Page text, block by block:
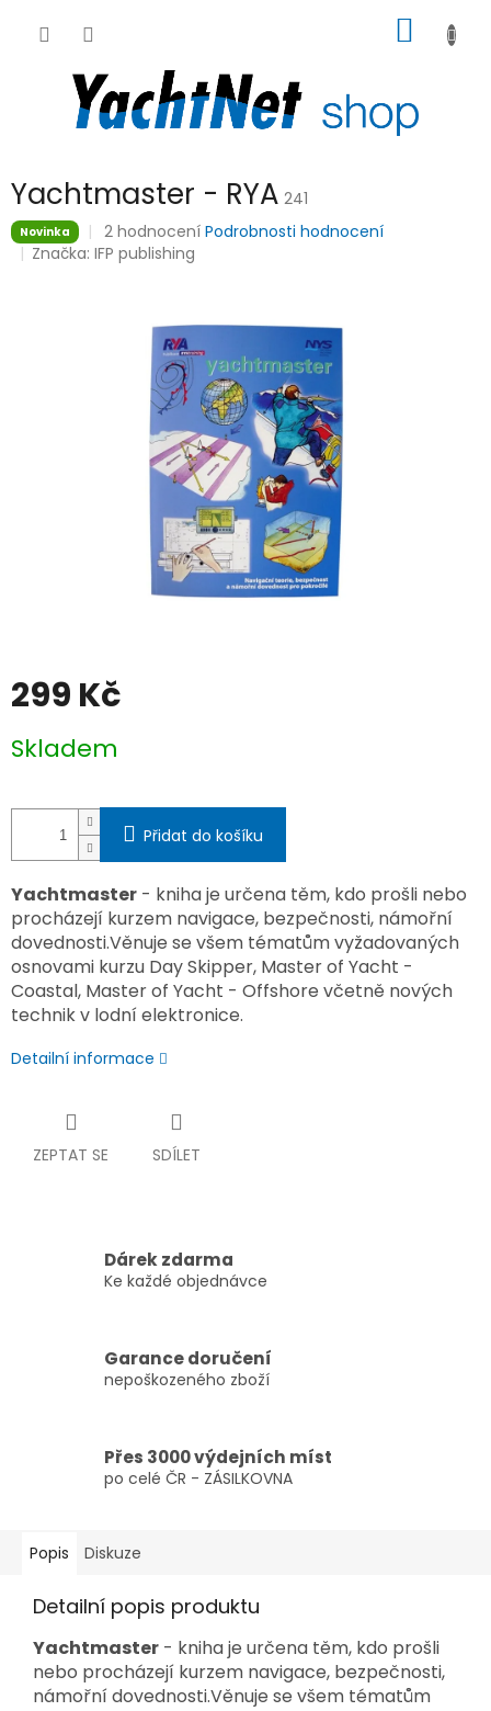
KOŠÍK
Yachtmaster - RYA 241
Novinka
Průměrné
hodnocení
hvězdiček.
2 hodnocení Podrobnosti hodnocení
Značka:IFP publishing
299 Kč
cena:
Skladem
Přidat do košíku
Yachtmaster - kniha je určena těm, kdo prošli nebo
procházejí kurzem navigace, bezpečnosti, námořní
dovednosti.Věnuje se všem tématům vyžadovaných
osnovami kurzu Day Skipper, Master of Yacht -
Coastal, Master of Yacht - Offshore včetně nových
technik v lodní elektronice.
Detailní informace
ZEPTAT SE SDÍLET
Dárek zdarma
Ke každé objednávce
Garance doručení
nepoškozeného zboží
Přes 3000 výdejních míst
po celé ČR - ZÁSILKOVNA
Popis Diskuze
Detailní popis produktu
Yachtmaster - kniha je určena těm, kdo prošli
nebo procházejí kurzem navigace, bezpečnosti,
námořní dovednosti.Věnuje se všem tématům